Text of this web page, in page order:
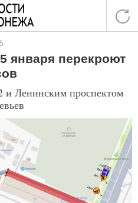
января перекроют
Ленинским проспектом